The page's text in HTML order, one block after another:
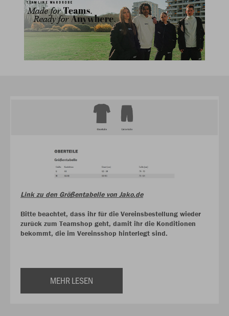
Link zu den Größentabelle von Jako.de
Bitte beachtet, dass ihr für die Vereinsbestellung wieder
zurück zum Teamshop geht, damit ihr die Konditionen
bekommt, die im Vereinsshop hinterlegt sind.
MEHR LESEN